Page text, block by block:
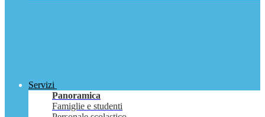
Servizi
Panoramica
Famiglie e studenti